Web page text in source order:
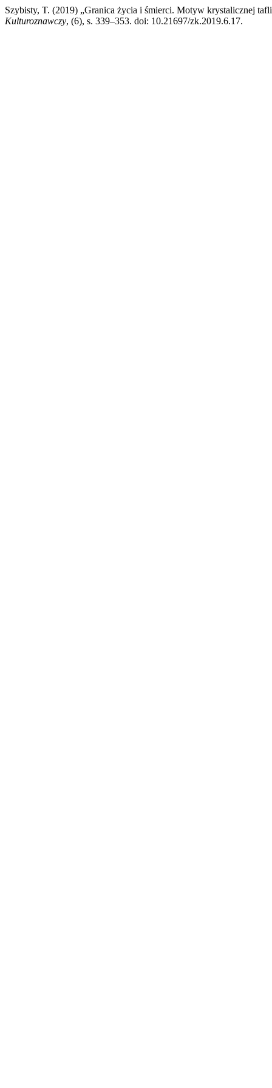
Szybisty, T. (2019) „Granica życia i śmierci. Motyw krystalicznej
Kulturoznawczy, (6), s. 339–353. doi: 10.21697/zk.2019.6.17.